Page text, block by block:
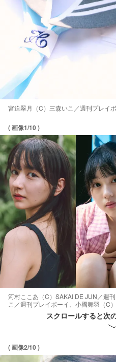
宮迫翠月（C）三森いこ／週刊プレイ
( 画像1/10 )
河村ここあ（C）SAKAI DE JUN／週
こ／週刊プレイボーイ、小國舞羽（C
スクロールすると次
( 画像2/10 )